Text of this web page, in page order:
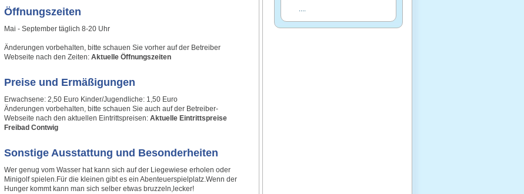
Öffnungszeiten
Mai - September täglich 8-20 Uhr
Änderungen vorbehalten, bitte schauen Sie vorher auf der Betreiber
Webseite nach den Zeiten:Aktuelle Öffnungszeiten
Preise und Ermäßigungen
Erwachsene: 2,50 Euro Kinder/Jugendliche: 1,50 Euro
Änderungen vorbehalten, bitte schauen Sie auch auf der Betreiber-
Webseite nach den aktuellen Eintrittspreisen:Aktuelle Eintrittspreise
Freibad Contwig
Sonstige Ausstattung und Besonderheiten
Wer genug vom Wasser hat kann sich auf der Liegewiese erholen oder
Minigolf spielen.Für die kleinen gibt es ein Abenteuerspielplatz.Wenn der
Hunger kommt kann man sich selber etwas bruzzeln,lecker!